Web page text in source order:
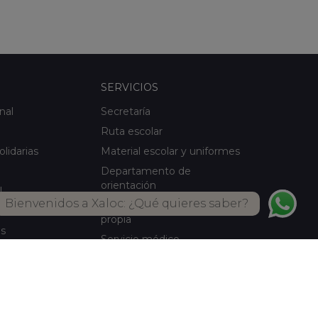
Bienvenidos a Xaloc: ¿Qué quieres saber?
SERVICIOS
Secretaría
Ruta escolar
Material escolar y uniformes
Departamento de
orientación
Servicio de comedor Cocina
propia
Servicio médico